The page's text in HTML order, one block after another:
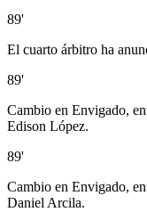
89'
El cuarto árbitro ha
89'
Cambio en Envigado,
Edison López.
89'
Cambio en Envigado,
Daniel Arcila.